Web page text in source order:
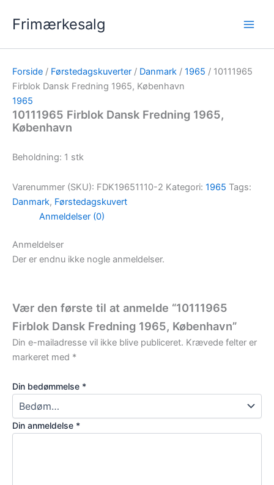
Frimærkesalg
Forside / Førstedagskuverter / Danmark / 1965 / 10111965
Firblok Dansk Fredning 1965, København
1965
10111965 Firblok Dansk Fredning 1965,
København
Beholdning: 1 stk
Varenummer (SKU): FDK19651110-2 Kategori: 1965 Tags:
Danmark, Førstedagskuvert
Anmeldelser (0)
Anmeldelser
Der er endnu ikke nogle anmeldelser.
Vær den første til at anmelde “10111965
Firblok Dansk Fredning 1965, København”
Din e-mailadresse vil ikke blive publiceret. Krævede felter er
markeret med *
Din bedømmelse *
Din anmeldelse *